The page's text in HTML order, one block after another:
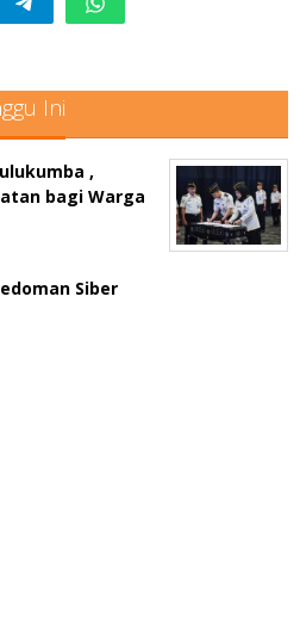
Ini
,
bagi Warga
Siber